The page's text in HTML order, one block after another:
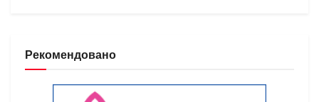
Рекомендовано